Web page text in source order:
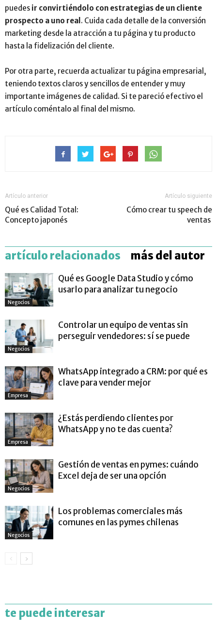
puedes ir convirtiéndolo con estrategias de un cliente
prospecto a uno real . Cuida cada detalle de la conversión
marketing desde la atracción a tu página y tu producto
hasta la fidelización del cliente.
Por otra parte, recuerda actualizar tu página empresarial,
teniendo textos claros y sencillos de entender y muy
importante imágenes de calidad. Si te pareció efectivo el
artículo coméntalo al final del mismo.
Artículo anterior
Qué es Calidad Total:
Concepto japonés
Artículo siguiente
Cómo crear tu speech de
ventas
artículo relacionados más del autor
Negocios
Qué es Google Data Studio y cómo
usarlo para analizar tu negocio
Negocios
Controlar un equipo de ventas sin
perseguir vendedores: sí se puede
Empresa
WhatsApp integrado a CRM: por qué es
clave para vender mejor
Empresa
¿Estás perdiendo clientes por
WhatsApp y no te das cuenta?
Negocios
Gestión de ventas en pymes: cuándo
Excel deja de ser una opción
Negocios
Los problemas comerciales más
comunes en las pymes chilenas
te puede interesar